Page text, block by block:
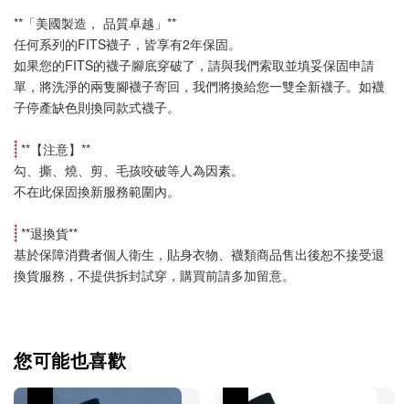
**「美國製造， 品質卓越」**
任何系列的FITS襪子，皆享有2年保固。
如果您的FITS的襪子腳底穿破了，請與我們索取並填妥保固申請
單，將洗淨的兩隻腳襪子寄回，我們將換給您一雙全新襪子。如襪
子停產缺色則換同款式襪子。
**【注意】**
勾、撕、燒、剪、毛孩咬破等人為因素。
不在此保固換新服務範圍內。
**退換貨**
基於保障消費者個人衛生，貼身衣物、襪類商品售出後恕不接受退
換貨服務，不提供拆封試穿，購買前請多加留意。
您可能也喜歡